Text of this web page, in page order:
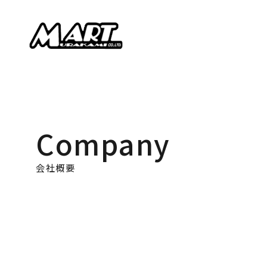
Company
会社概要